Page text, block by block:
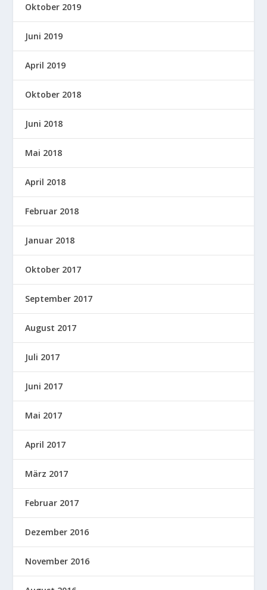
Oktober 2019
Juni 2019
April 2019
Oktober 2018
Juni 2018
Mai 2018
April 2018
Februar 2018
Januar 2018
Oktober 2017
September 2017
August 2017
Juli 2017
Juni 2017
Mai 2017
April 2017
März 2017
Februar 2017
Dezember 2016
November 2016